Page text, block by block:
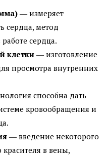
― измеряет
сердца, метод
сердца.
клетки ― изготовление
просмотра внутренних
способна дать
кровообращения и
― введение некоторого
красителя в вены,